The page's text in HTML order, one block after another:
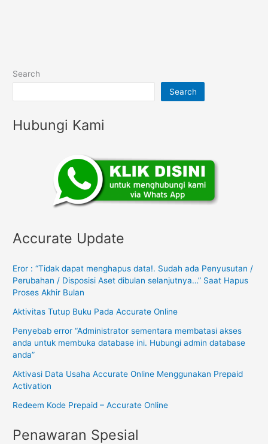
Search
Search
Hubungi Kami
Accurate Update
Eror : “Tidak dapat menghapus data!. Sudah ada Penyusutan /
Perubahan / Disposisi Aset dibulan selanjutnya…” Saat Hapus
Proses Akhir Bulan
Aktivitas Tutup Buku Pada Accurate Online
Penyebab error “Administrator sementara membatasi akses
anda untuk membuka database ini. Hubungi admin database
anda”
Aktivasi Data Usaha Accurate Online Menggunakan Prepaid
Activation
Redeem Kode Prepaid – Accurate Online
Penawaran Spesial